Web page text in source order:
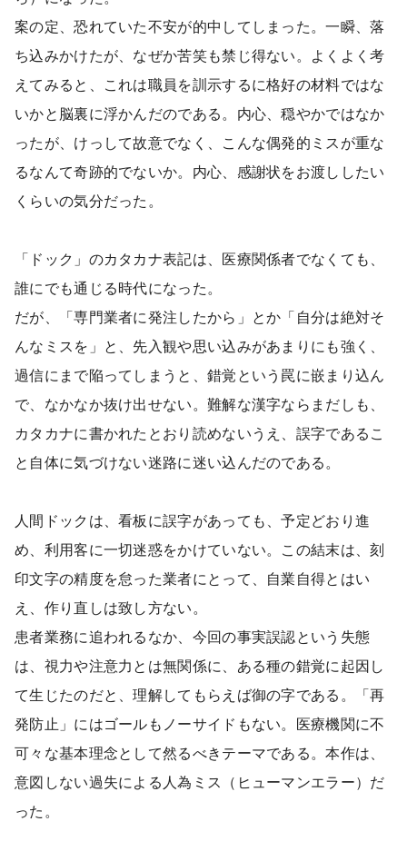
案の定、恐れていた不安が的中してしまった。一瞬、落
ち込みかけたが、なぜか苦笑も禁じ得ない。よくよく考
えてみると、これは職員を訓示するに格好の材料ではな
いかと脳裏に浮かんだのである。内心、穏やかではなか
ったが、けっして故意でなく、こんな偶発的ミスが重な
るなんて奇跡的でないか。内心、感謝状をお渡ししたい
くらいの気分だった。
「ドック」のカタカナ表記は、医療関係者でなくても、
誰にでも通じる時代になった。
だが、「専門業者に発注したから」とか「自分は絶対そ
んなミスを」と、先入観や思い込みがあまりにも強く、
過信にまで陥ってしまうと、錯覚という罠に嵌まり込ん
で、なかなか抜け出せない。難解な漢字ならまだしも、
カタカナに書かれたとおり読めないうえ、誤字であるこ
と自体に気づけない迷路に迷い込んだのである。
人間ドックは、看板に誤字があっても、予定どおり進
め、利用客に一切迷惑をかけていない。この結末は、刻
印文字の精度を怠った業者にとって、自業自得とはい
え、作り直しは致し方ない。
患者業務に追われるなか、今回の事実誤認という失態
は、視力や注意力とは無関係に、ある種の錯覚に起因し
て生じたのだと、理解してもらえば御の字である。「再
発防止」にはゴールもノーサイドもない。医療機関に不
可々な基本理念として然るべきテーマである。本作は、
意図しない過失による人為ミス（ヒューマンエラー）だ
った。